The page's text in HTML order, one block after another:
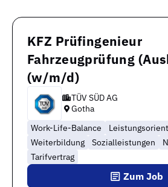
KFZ Prüfingenieur
Fahrzeugprüfung
(w/m/d)
TÜV SÜD AG
Gotha
Work-Life-Balance
Weiterbildung
Sozialleistungen
Tarifvertrag
Zum Job